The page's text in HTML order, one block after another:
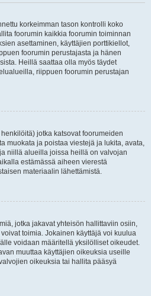
korkeimman tason kontrolli koko
foorumin kaikkia foorumin toiminnan
asettaminen, käyttäjien porttikiellot,
foorumin perustajasta ja hänen
Heillä saattaa olla myös täydet
riippuen foorumin perustajan
jotka katsovat foorumeiden
muokata ja poistaa viestejä ja lukita, avata,
niillä alueilla joissa heillä on valvojan
estämässä aiheen vierestä
materiaalin lähettämistä.
jotka jakavat yhteisön hallittaviin osiin,
toimia. Jokainen käyttäjä voi kuulua
voidaan määritellä yksilölliset oikeudet.
muuttaa käyttäjien oikeuksia useille
oikeuksia tai hallita pääsyä